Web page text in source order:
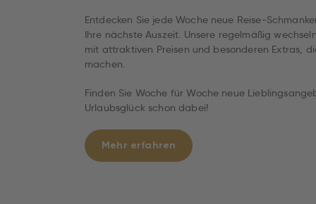
Entdecken Sie jede Woche neue Reise-
Ihre nächste Auszeit. Unsere regelmäßig
mit attraktiven Preisen und besonderen Extras,
machen.
Finden Sie Woche für Woche neue
Urlaubsglück schon dabei!
Mehr erfahren